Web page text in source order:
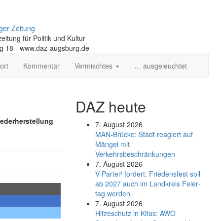
Zeitung
für Politik und Kultur
18 - www.daz-augsburg.de
Kommentar Vermischtes … ausgeleuchtet
DAZ heute
7. August 2026
MAN-Brücke: Stadt reagiert auf
Mängel mit
Verkehrsbeschränkungen
7. August 2026
V-Partei­³ fordert: Friedens­fest soll
ab 2027 auch im Land­kreis Feier­
tag werden
7. August 2026
Hitzeschutz in Kitas: AWO